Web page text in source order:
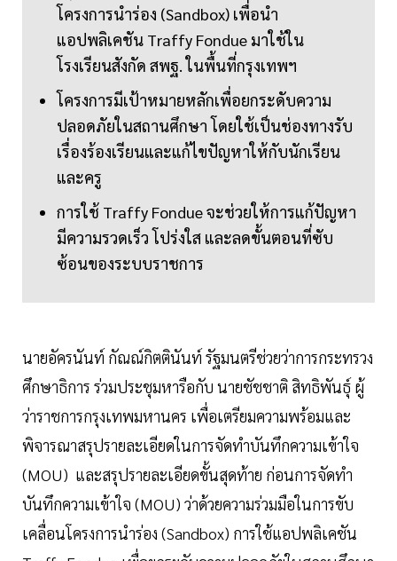
โครงการนำร่อง (Sandbox) เพื่อนำ
แอปพลิเคชัน Traffy Fondue มาใช้ใน
โรงเรียนสังกัด สพฐ. ในพื้นที่กรุงเทพฯ
โครงการมีเป้าหมายหลักเพื่อยกระดับความ
ปลอดภัยในสถานศึกษา โดยใช้เป็นช่องทางรับ
เรื่องร้องเรียนและแก้ไขปัญหาให้กับนักเรียน
และครู
การใช้ Traffy Fondue จะช่วยให้การแก้ปัญหา
มีความรวดเร็ว โปร่งใส และลดขั้นตอนที่ซับ
ซ้อนของระบบราชการ
นายอัครนันท์ กัณณ์กิตตินันท์ รัฐมนตรีช่วยว่าการกระทรวง
ศึกษาธิการ ร่วมประชุมหารือกับ นายชัชชาติ สิทธิพันธุ์ ผู้
ว่าราชการกรุงเทพมหานคร เพื่อเตรียมความพร้อมและ
พิจารณาสรุปรายละเอียดในการจัดทำบันทึกความเข้าใจ
(MOU) และสรุปรายละเอียดขั้นสุดท้าย ก่อนการจัดทำ
บันทึกความเข้าใจ (MOU) ว่าด้วยความร่วมมือในการขับ
เคลื่อนโครงการนำร่อง (Sandbox) การใช้แอปพลิเคชัน